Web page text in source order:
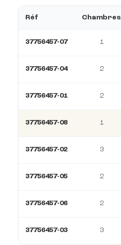
Réf Chambres
37756457-07 1
37756457-04 2
37756457-01 2
37756457-08 1
37756457-02 3
37756457-05 2
37756457-06 2
37756457-03 3